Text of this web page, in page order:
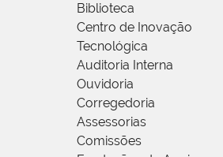
Biblioteca
Centro de Inovação
Tecnológica
Auditoria Interna
Ouvidoria
Corregedoria
Assessorias
Comissões